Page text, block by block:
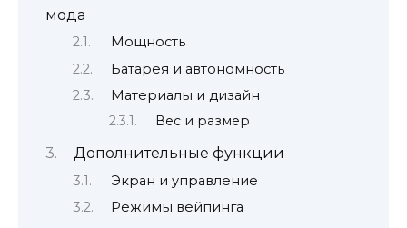
мода
Мощность
Батарея и автономность
Материалы и дизайн
Вес и размер
Дополнительные функции
Экран и управление
Режимы вейпинга